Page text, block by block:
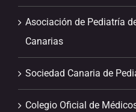
Asociación de Pediatría
Canarias
Sociedad Canaria de
Colegio Oficial de